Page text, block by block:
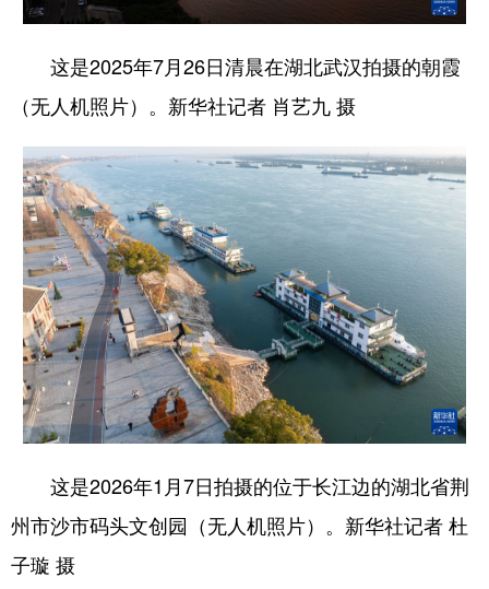
这是2025年7月26日清晨在湖北武汉拍摄的朝霞
（无人机照片）。新华社记者 肖艺九 摄
这是2026年1月7日拍摄的位于长江边的湖北省荆
州市沙市码头文创园（无人机照片）。新华社记者 杜
子璇 摄